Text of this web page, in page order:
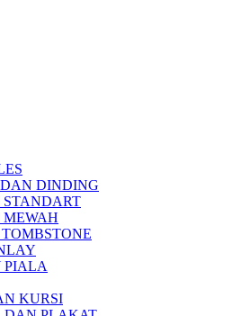
DINDING
PIALA
KURSI